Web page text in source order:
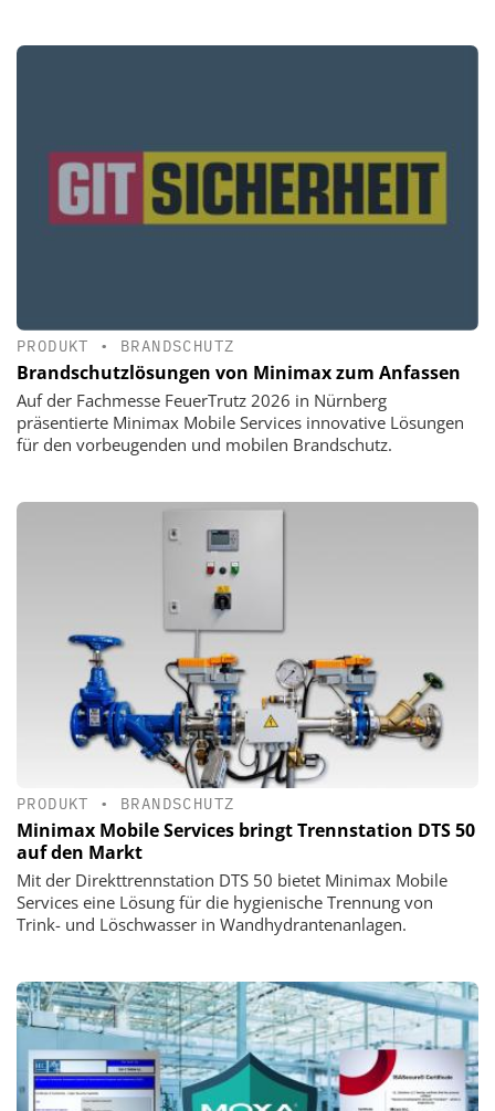
PRODUKT • BRANDSCHUTZ
Brandschutzlösungen von Minimax zum Anfassen
Auf der Fachmesse FeuerTrutz 2026 in Nürnberg
präsentierte Minimax Mobile Services innovative Lösungen
für den vorbeugenden und mobilen Brandschutz.
PRODUKT • BRANDSCHUTZ
Minimax Mobile Services bringt Trennstation DTS 50
auf den Markt
Mit der Direkttrennstation DTS 50 bietet Minimax Mobile
Services eine Lösung für die hygienische Trennung von
Trink- und Löschwasser in Wandhydrantenanlagen.